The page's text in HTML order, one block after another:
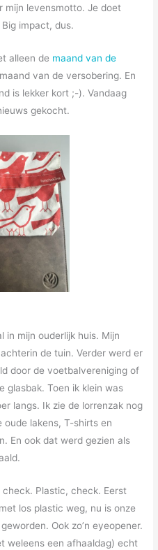
mijn levensmotto. Je doet
impact, dus.
alleen de maand van de
van de versobering. En
is lekker kort ;-). Vandaag
gekocht.
in mijn ouderlijk huis. Mijn
de tuin. Verder werd er
door de voetbalvereniging of
glasbak. Toen ik klein was
langs. Ik zie de lorrenzak nog
oude lakens, T-shirts en
En ook dat werd gezien als
check. Plastic, check. Eerst
los plastic weg, nu is onze
Ook zo’n eyeopener.
weleens een afhaaldag) echt